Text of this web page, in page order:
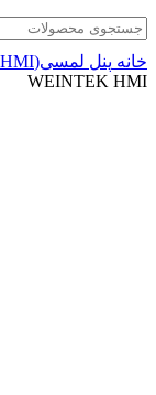
خانه پنل لمسی(HMI)
WEINTEK HMI